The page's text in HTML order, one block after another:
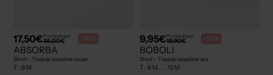
17,50€Prix boutique :
35,00€ -50%
ABSORBA
Short - Tissage popeline rouge
T : 9 M
9,95€Prix boutique :
19,90€ -50%
BOBOLI
Short - Tissage popeline gris
T : 6 M, ... 12 M